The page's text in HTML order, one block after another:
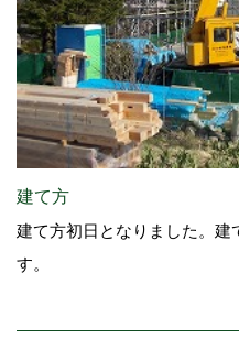
建て方
建て方初日となりました。
す。